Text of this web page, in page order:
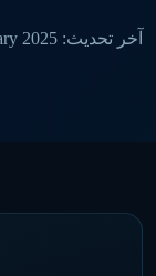
آخر تحديث: January 2025